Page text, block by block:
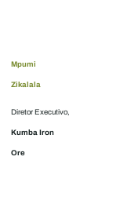
Mpumi
Zikalala
Diretor Executivo,
Kumba Iron
Ore